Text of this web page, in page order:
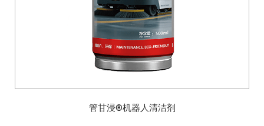
管甘浸®机器人清洁剂